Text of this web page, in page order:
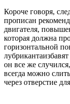
Короче говоря,
прописан
двигателя,
которая должна
горизонтальной
он все же
всегда можно
через отверстие